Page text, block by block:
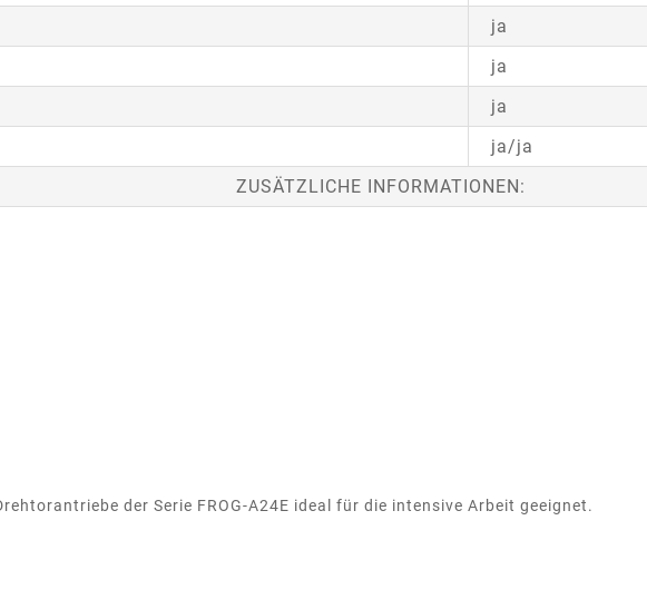
ja
ja
ja
ja/ja
ZUSÄTZLICHE INFORMATIONEN:
der Serie FROG-A24E ideal für die intensive Arbeit geeignet.